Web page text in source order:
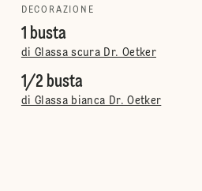
DECORAZIONE
1 busta
di Glassa scura Dr. Oetker
1/2 busta
di Glassa bianca Dr. Oetker